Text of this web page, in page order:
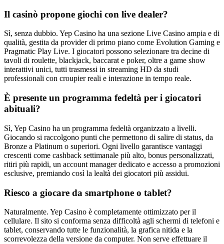
Il casinò propone giochi con live dealer?
Sì, senza dubbio. Yep Casino ha una sezione Live Casino ampia e di
qualità, gestita da provider di primo piano come Evolution Gaming e
Pragmatic Play Live. I giocatori possono selezionare tra decine di
tavoli di roulette, blackjack, baccarat e poker, oltre a game show
interattivi unici, tutti trasmessi in streaming HD da studi
professionali con croupier reali e interazione in tempo reale.
È presente un programma fedeltà per i giocatori
abituali?
Sì, Yep Casino ha un programma fedeltà organizzato a livelli.
Giocando si raccolgono punti che permettono di salire di status, da
Bronze a Platinum o superiori. Ogni livello garantisce vantaggi
crescenti come cashback settimanale più alto, bonus personalizzati,
ritiri più rapidi, un account manager dedicato e accesso a promozioni
esclusive, premiando così la lealtà dei giocatori più assidui.
Riesco a giocare da smartphone o tablet?
Naturalmente. Yep Casino è completamente ottimizzato per il
cellulare. Il sito si conforma senza difficoltà agli schermi di telefoni e
tablet, conservando tutte le funzionalità, la grafica nitida e la
scorrevolezza della versione da computer. Non serve effettuare il